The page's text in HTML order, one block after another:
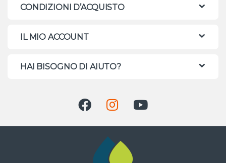
CONDIZIONI D’ACQUISTO
IL MIO ACCOUNT
HAI BISOGNO DI AIUTO?